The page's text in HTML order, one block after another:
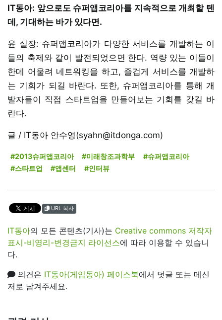
IT동아: 앞으로도 슈퍼앱코리아를 지속적으로 개최할 텐
데, 기대하는 바가 있다면.
윤 실장: 슈퍼앱코리아가 다양한 서비스를 개발하는 이
들의 축제와 같이 발전되었으면 한다. 역량 있는 이들이
한데 어울려 네트워킹을 하고, 즐겁게 서비스를 개발하
는 기회가 되길 바란다. 또한, 슈퍼앱코리아를 통해 개
발자들이 직접 스타트업을 만들어보는 기회를 갖길 바
란다.
글 / IT동아 안수영(syahn@itdonga.com)
#2013슈퍼앱코리아 #미래창조과학부
#슈퍼앱코리아
#스타트업
#앱센터 #인터뷰
URL 복사
IT동아의 모든 콘텐츠(기사)는 Creative commons 저작자
표시-비영리-변경금지 라이선스에 따라 이용할 수 있습니
다.
의견은 IT동아(게임동아) 페이스북에서 덧글 또는 메신
저로 남겨주세요.